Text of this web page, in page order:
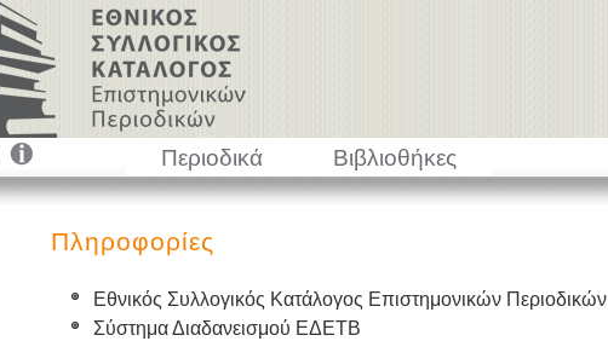
Περιοδικά Βιβλιοθήκες
Πληροφορίες
Εθνικός Συλλογικός Κατάλογος Επιστημονικών Περιοδικών
Σύστημα Διαδανεισμού ΕΔΕΤΒ